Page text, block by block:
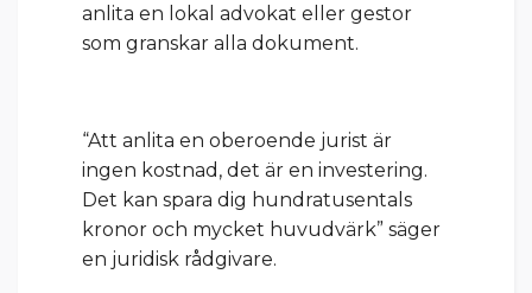
anlita en lokal advokat eller gestor
som granskar alla dokument.
“Att anlita en oberoende jurist är
ingen kostnad, det är en investering.
Det kan spara dig hundratusentals
kronor och mycket huvudvärk” säger
en juridisk rådgivare.